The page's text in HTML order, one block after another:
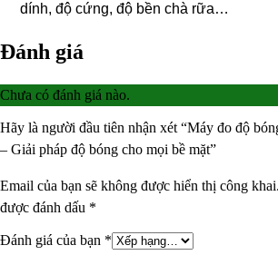
dính, độ cứng, độ bền chà rữa…
Đánh giá
Chưa có đánh giá nào.
Hãy là người đầu tiên nhận xét “Máy đo độ
– Giải pháp độ bóng cho mọi bề mặt”
Email của bạn sẽ không được hiển thị công khai.
được đánh dấu *
Đánh giá của bạn *